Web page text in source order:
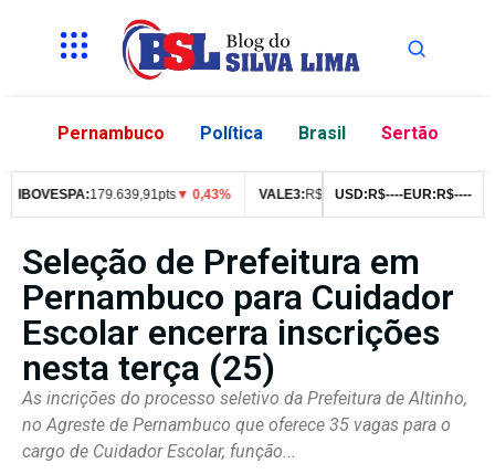
Pernambuco Política Brasil Sertão
179.639,91pts▼ 0,43% VALE3:R$76,99 ▼ 2,49% ITUB4:R$
USD: R$----EUR: R$----
Seleção de Prefeitura em
Pernambuco para Cuidador
Escolar encerra inscrições
nesta terça (25)
As incrições do processo seletivo da Prefeitura de Altinho,
no Agreste de Pernambuco que oferece 35 vagas para o
cargo de Cuidador Escolar, função...